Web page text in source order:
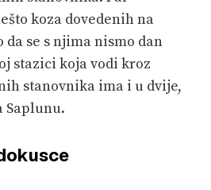
koza dovedenih na
se s njima nismo dan
stazici koja vodi kroz
stanovnika ima i u dvije,
Saplunu.